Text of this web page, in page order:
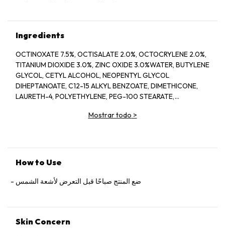
Ingredients
OCTINOXATE 7.5%, OCTISALATE 2.0%, OCTOCRYLENE 2.0%,
TITANIUM DIOXIDE 3.0%, ZINC OXIDE 3.0%WATER, BUTYLENE
GLYCOL, CETYL ALCOHOL, NEOPENTYL GLYCOL
DIHEPTANOATE, C12-15 ALKYL BENZOATE, DIMETHICONE,
LAURETH-4, POLYETHYLENE, PEG-100 STEARATE,
OIL*, CITRUS GRANDIS (GRAPEFRUIT) PEEL OIL*, MENTHA
(GINSENG) ROOT EXTRACT, CITRUS AURANTIUM AMARA
(CHESTNUT) SEED EXTRACT, PSIDIUM GUAJAVA (GUAVA)
ADENOSINE PHOSPHATE, PANTETHINE, CREATINE, HORDEUM
Mostrar todo >
How to Use
ضع المنتج صباحًا قبل التعرض لأشعة الشمس
Skin Concern